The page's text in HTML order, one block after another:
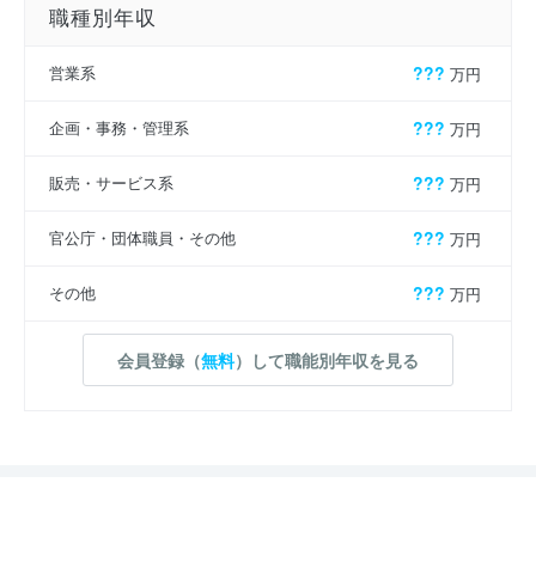
職種別年収
営業系 ??? 万円
企画・事務・管理系 ??? 万円
販売・サービス系 ??? 万円
官公庁・団体職員・その他 ??? 万円
その他 ??? 万円
会員登録（無料）して職能別年収を見る